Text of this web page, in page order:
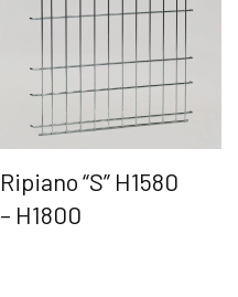
Ripiano “S” H1580
– H1800